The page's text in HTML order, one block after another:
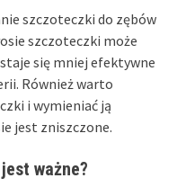
szczoteczki do zębów
szczoteczki może
się mniej efektywne
Również warto
i wymieniać ją
jest zniszczone.
ważne?